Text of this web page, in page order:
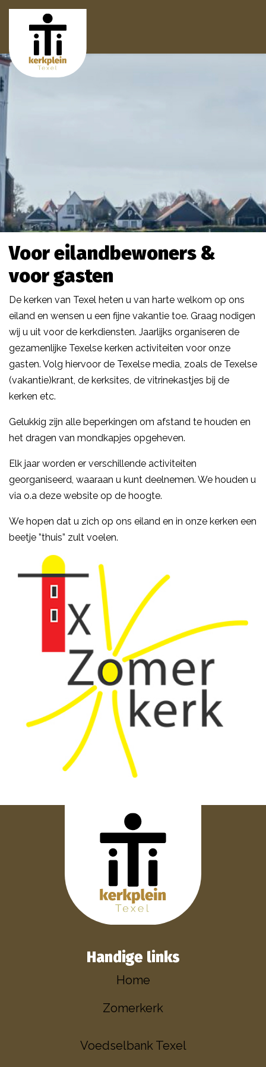
Voor eilandbewoners &
voor gasten
De kerken van Texel heten u van harte welkom op ons
eiland en wensen u een fijne vakantie toe. Graag nodigen
wij u uit voor de kerkdiensten. Jaarlijks organiseren de
gezamenlijke Texelse kerken activiteiten voor onze
gasten. Volg hiervoor de Texelse media, zoals de Texelse
(vakantie)krant, de kerksites, de vitrinekastjes bij de
kerken etc.
Gelukkig zijn alle beperkingen om afstand te houden en
het dragen van mondkapjes opgeheven.
Elk jaar worden er verschillende activiteiten
georganiseerd, waaraan u kunt deelnemen. We houden u
via o.a deze website op de hoogte.
We hopen dat u zich op ons eiland en in onze kerken een
beetje ”thuis” zult voelen.
Handige links
Home
Zomerkerk
Voedselbank Texel